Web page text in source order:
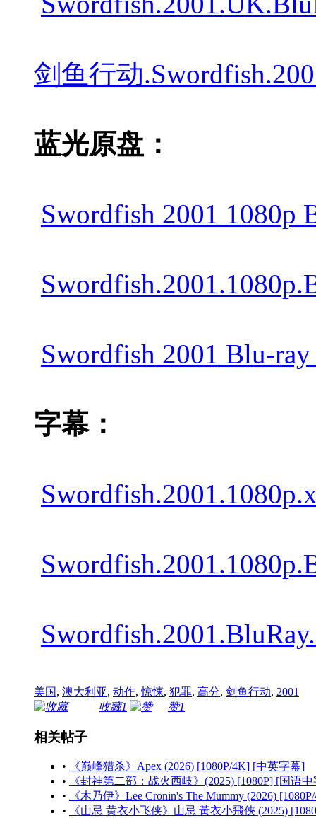
剑鱼行动
蓝光原盘：
Swordfish 2001 1080p
Swordfish 2001 Blu-
字幕：
美国, 澳大利亚, 动作,惊悚, 犯罪, 高分, 剑鱼行动, 2001
收藏1 赞1
相关帖子
•
《巅峰猎杀》Apex (2026) [1080P/4K] [中英字幕]
•
《封神第二部：战火西岐》(2025) [1080P] [国语
•
《木乃伊》Lee Cronin's The Mummy (2026)
•
《山忌 黄衣小飞侠》山忌 黃衣小飛俠 (2025)